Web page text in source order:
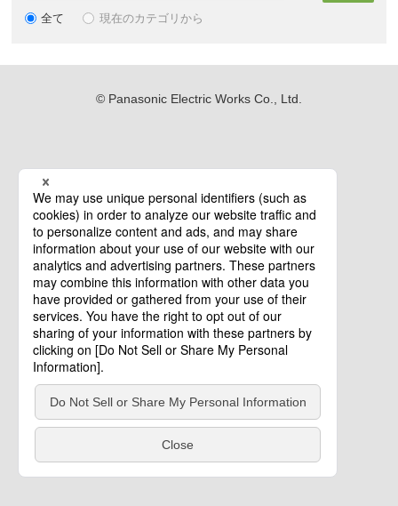
全て 現在のカテゴリから
© Panasonic Electric Works Co., Ltd.